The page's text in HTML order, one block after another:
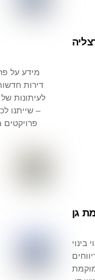
מידע על
דירות
לעיתונות
– שייתנו
פרויקטים
גן
בינוי